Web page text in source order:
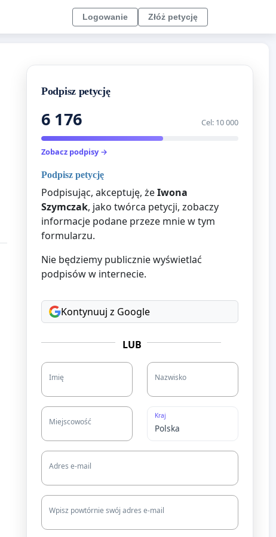
Logowanie Złóż petycję
Podpisz petycję
6 176 Cel: 10 000
Zobacz podpisy →
Podpisz petycję
Podpisując, akceptuję, żeIwona
Szymczak, jako twórca petycji, zobaczy
informacje podane przeze mnie w tym
formularzu.
Nie będziemy publicznie wyświetlać
podpisów w internecie.
Kontynuuj z Google
LUB
Imię Nazwisko
Miejscowość
Kraj
Adres e-mail
Wpisz powtórnie swój adres e-mail